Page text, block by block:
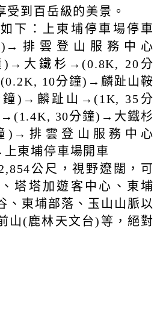
受到百岳級的美景。
下：上東埔停車場停車
排雲登山服務中心
)→大鐵杉→(0.8K, 20分
10分鐘)→麟趾山鞍
)→麟趾山→(1K, 35分
30分鐘)→大鐵杉
)→排雲登山服務中心
東埔停車場開車
公尺，視野遼闊，可
塔塔加遊客中心、東埔
、東埔部落、玉山山脈以
山(鹿林天文台)等，絕對